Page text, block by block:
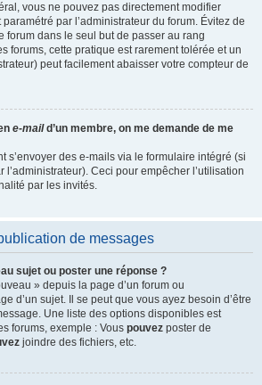
vous ne pouvez pas directement modifier
paramétré par l’administrateur du forum. Évitez de
forum dans le seul but de passer au rang
forums, cette pratique est rarement tolérée et un
peut facilement abaisser votre compteur de
e-maild’un membre, on me demande de me
s’envoyer des e-mails via le formulaire intégré (si
l’administrateur). Ceci pour empêcher l’utilisation
par les invités.
de messages
sujet ou poster une réponse ?
» depuis la page d’un forum ou
d’un sujet. Il se peut que vous ayez besoin d’être
Une liste des options disponibles est
forums, exemple : Vous pouvez poster de
joindre des fichiers, etc.